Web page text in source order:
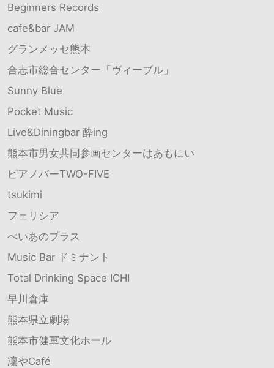
Beginners Records
cafe&bar JAM
グランメッセ熊本
合志市総合センター「ヴィーブル」
Sunny Blue
Pocket Music
Live&Diningbar 酔ing
熊本市男女共同参画センターはあもにい
ピアノバーTWO-FIVE
tsukimi
フェリシア
ぺいあのプラス
Music Bar ドミナント
Total Drinking Space ICHI
早川倉庫
熊本県立劇場
熊本市健軍文化ホール
凜やCafé